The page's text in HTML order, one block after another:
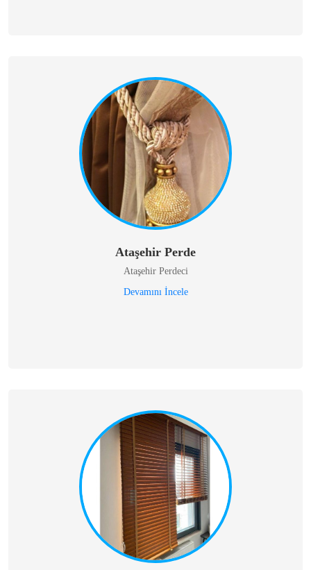
Ataşehir Perde
Ataşehir Perdeci
Devamını İncele